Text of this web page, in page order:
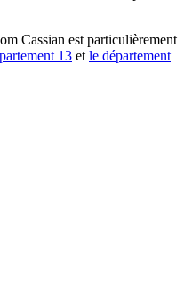
Cassian est particulièrement
13 et le département